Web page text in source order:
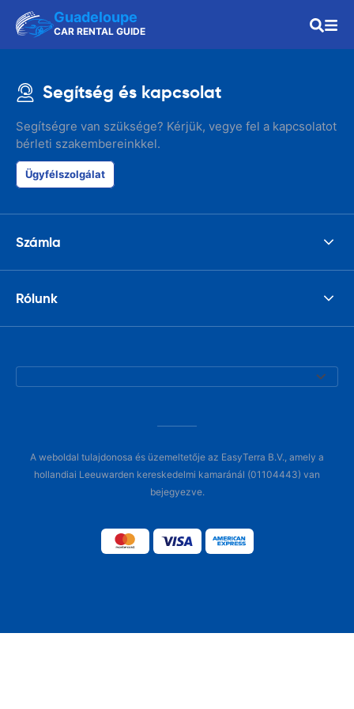
Guadeloupe
CAR RENTAL GUIDE
Segítség és kapcsolat
Segítségre van szüksége? Kérjük, vegye fel a kapcsolatot
bérleti szakembereinkkel.
Ügyfélszolgálat
Számla
Rólunk
A weboldal tulajdonosa és üzemeltetője az EasyTerra B.V., amely a
hollandiai Leeuwarden kereskedelmi kamaránál (01104443) van
bejegyezve.